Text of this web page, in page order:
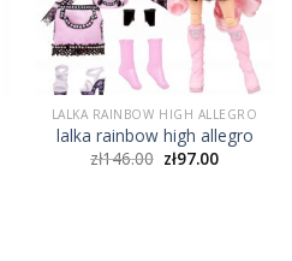
LALKA RAINBOW HIGH ALLEGRO
lalka rainbow high allegro
zł146.00 zł97.00